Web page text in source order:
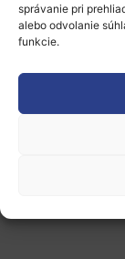
správanie pri
alebo odvolanie
funkcie.
úniou v